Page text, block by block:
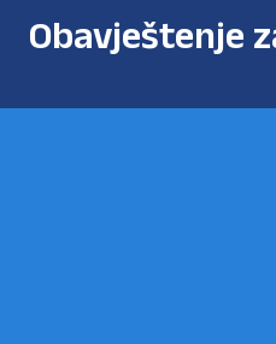
Obavještenje